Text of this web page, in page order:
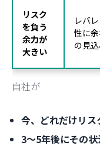
リスク
を負う
余力が
大きい
レバ
性に
の見
自社が
今、どれだけリ
3〜5年後にその